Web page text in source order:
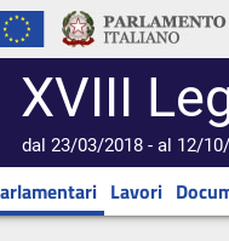
XVIII
dal 23/03/2018 - al 12/
Lavori